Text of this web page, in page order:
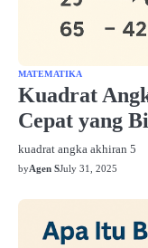
MATEMATIKA
Kuadrat
Cepat yang
kuadrat angka akhiran 5
byAgen SJuly 31, 2025